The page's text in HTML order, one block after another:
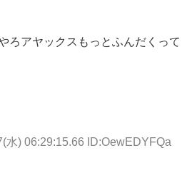
ろアヤックスもっとふんだくって
水) 06:29:15.66 ID:OewEDYFQa